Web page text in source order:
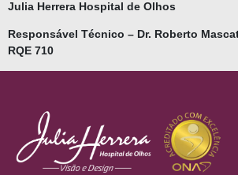
Julia Herrera Hospital de Olhos
Responsável Técnico – Dr. Roberto
RQE 710